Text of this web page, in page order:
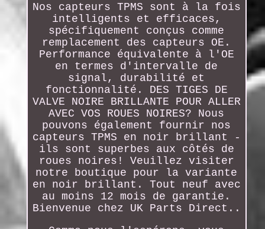
Nos capteurs TPMS sont à la fois
intelligents et efficaces,
spécifiquement conçus comme
remplacement des capteurs OE.
Performance équivalente à l'OE
en termes d'intervalle de
signal, durabilité et
fonctionnalité. DES TIGES DE
VALVE NOIRE BRILLANTE POUR ALLER
AVEC VOS ROUES NOIRES? Nous
pouvons également fournir nos
capteurs TPMS en noir brillant -
ils sont superbes aux côtés de
roues noires! Veuillez visiter
notre boutique pour la variante
en noir brillant. Tout neuf avec
au moins 12 mois de garantie.
Bienvenue chez UK Parts Direct..